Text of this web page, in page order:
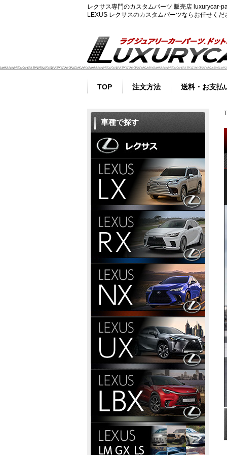
レクサス専門のカスタムパーツ 販売店 luxurycar-
LEXUS レクサスのカスタムパーツならお任せく
TOP 注文方法 送料・お支払
車種で探す